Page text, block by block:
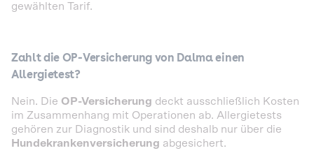
gewählten Tarif.
Zahlt die OP-Versicherung von Dalma einen
Allergietest?
Nein. Die OP-Versicherung deckt ausschließlich Kosten
im Zusammenhang mit Operationen ab. Allergietests
gehören zur Diagnostik und sind deshalb nur über die
Hundekrankenversicherung abgesichert.